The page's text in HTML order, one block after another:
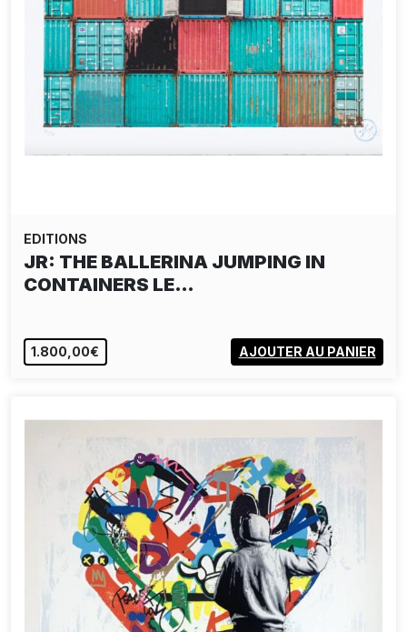
EDITIONS
JR: THE BALLERINA JUMPING IN
CONTAINERS LE…
1.800,00€ AJOUTER AU PANIER